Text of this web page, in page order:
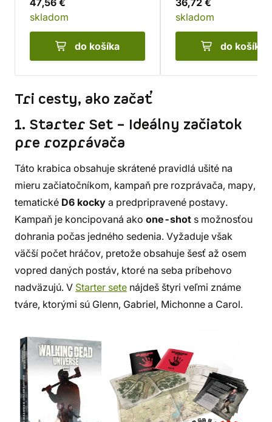
47,56 €
skladom
do košíka
36,72 €
skladom
do košíka
Tri cesty, ako začať
1. Starter Set – Ideálny začiatok
pre rozprávača
Táto krabica obsahuje skrátené pravidlá ušité na
mieru začiatočníkom, kampaň pre rozprávača, mapy,
tematické D6 kocky a predpripravené postavy.
Kampaň je koncipovaná ako one-shot s možnosťou
dohrania počas jedného sedenia. Vyžaduje však
väčší počet hráčov, pretože obsahuje šesť až osem
vopred daných postáv, ktoré na seba príbehovo
nadväzujú. V Starter sete nájdeš štyri veľmi známe
tváre, ktorými sú Glenn, Gabriel, Michonne a Carol.